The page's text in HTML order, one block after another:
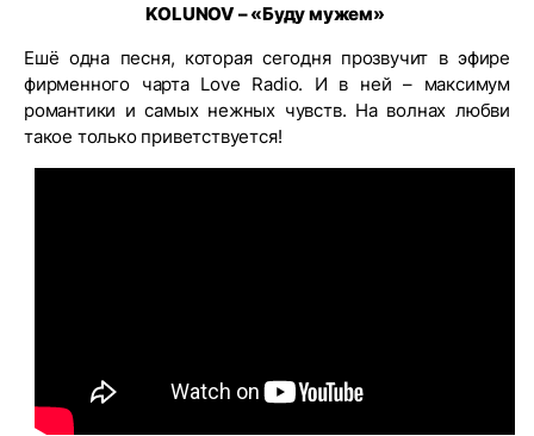
KOLUNOV – «Буду мужем»
Ешё одна песня, которая сегодня прозвучит в эфире
фирменного чарта Love Radio. И в ней – максимум
романтики и самых нежных чувств. На волнах любви
такое только приветствуется!